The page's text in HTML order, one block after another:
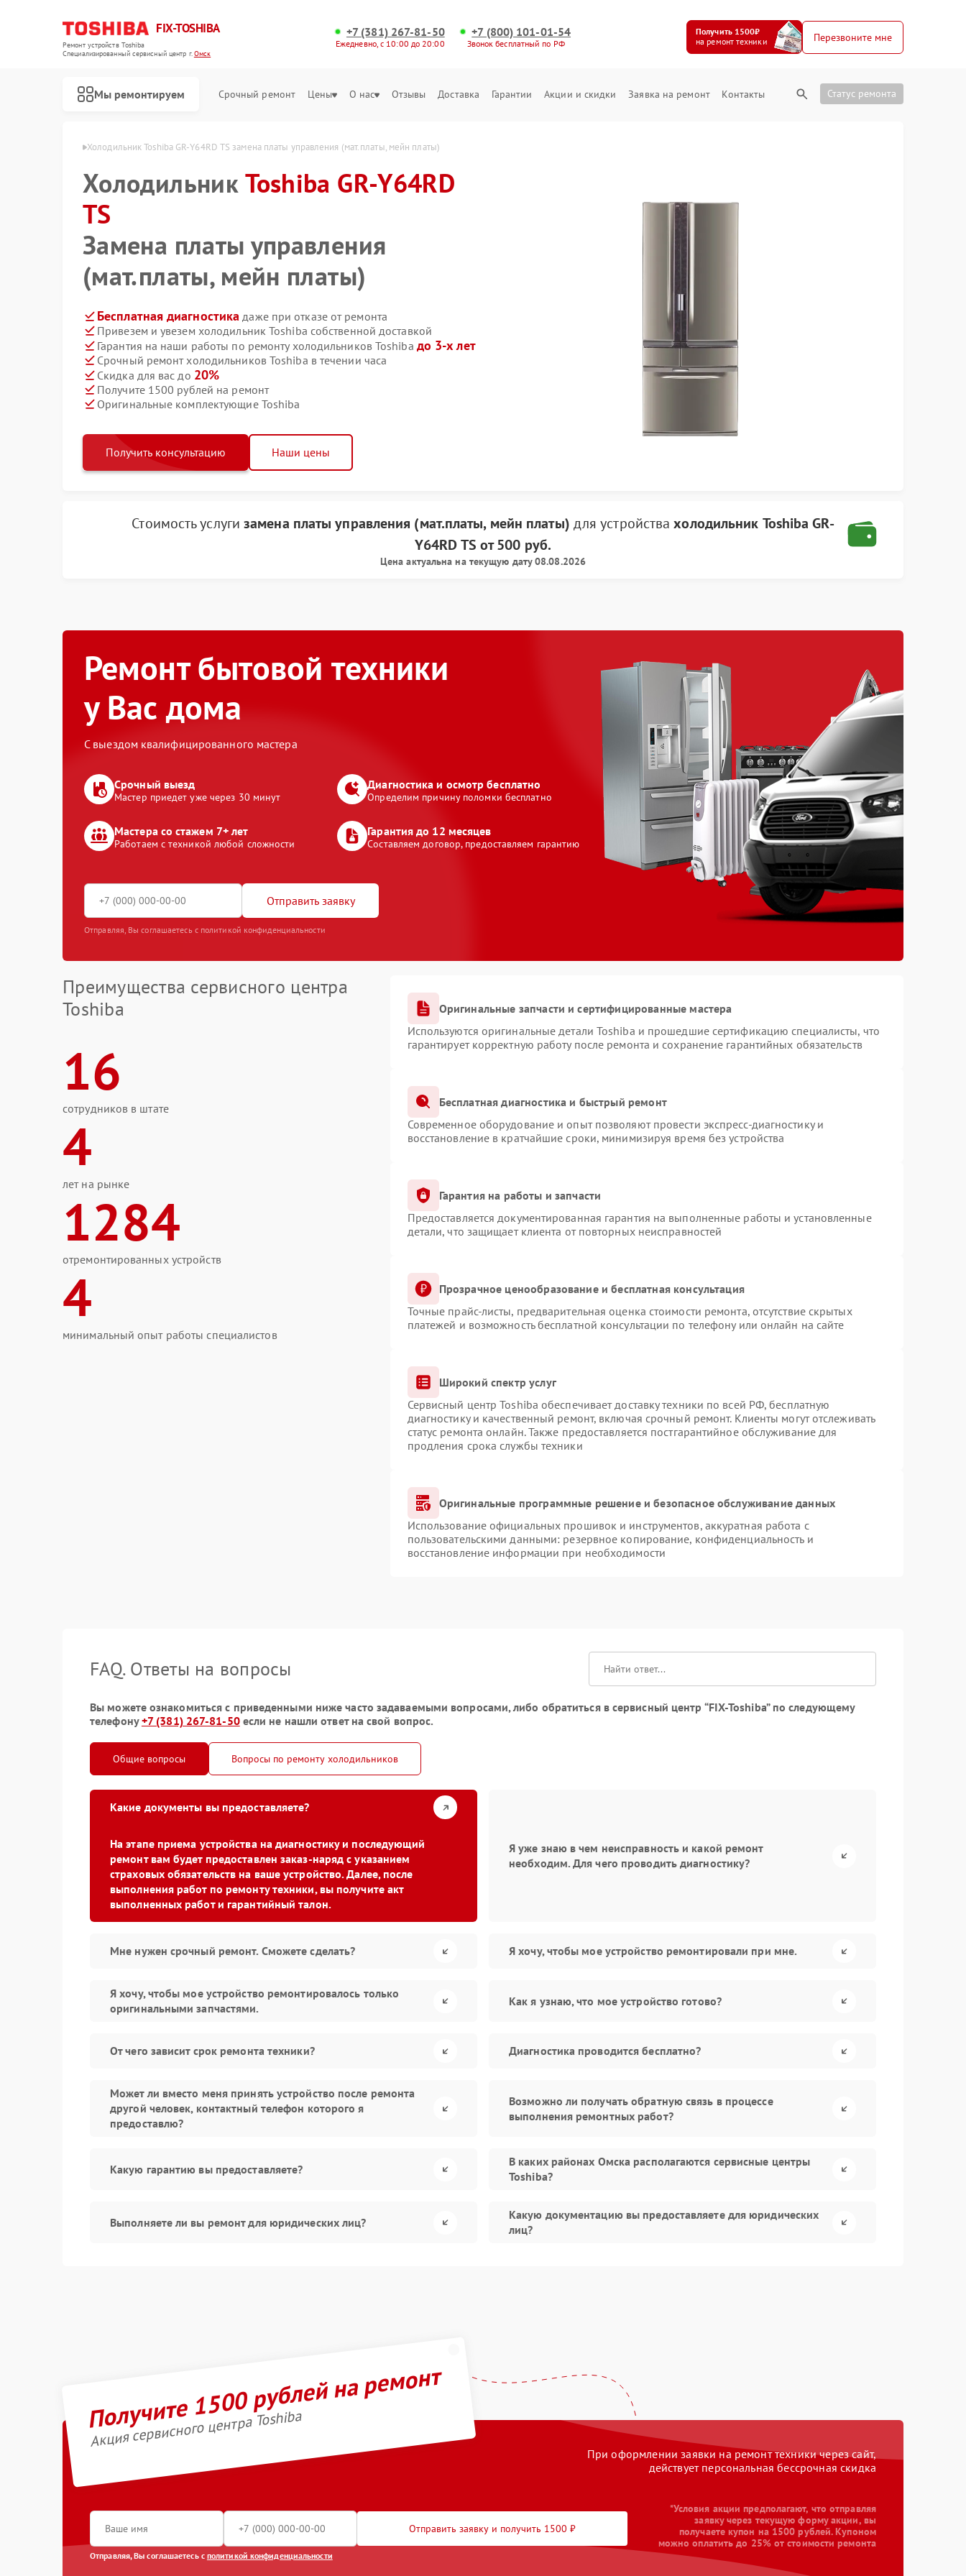
FIX-TOSHIBA
Ремонт устройств Toshiba
Специализированный cервисный центр г.Омск
+7 (381) 267-81-50
Ежедневно, с 10:00 до 20:00
+7 (800) 101-01-54
Звонок бесплатный по РФ
Получить 1500₽
на ремонт техники
Перезвоните мне
Мы ремонтируем Срочный ремонт Цены О нас Отзывы Доставка Гарантии Акции и скидки Заявка на ремонт Контакты Статус ремонта
Y64RD TS в Омске Холодильник Toshiba GR-Y64RD TS замена платы управления (мат.платы, мейн платы)
ХолодильникToshiba GR-Y64RD
TS
Замена платы управления
(мат.платы, мейн платы)
Бесплатная диагностика даже при отказе от ремонта
Привезем и увезем холодильник Toshiba собственной доставкой
Гарантия на наши работы по ремонту холодильников Toshiba до 3-х лет
Срочный ремонт холодильников Toshiba в течении часа
Скидка для вас до 20%
Получите 1500 рублей на ремонт
Оригинальные комплектующие Toshiba
Получить консультацию Наши цены
Стоимость услугизамена платы управления (мат.платы, мейн платы) для устройствахолодильник ToshibaGR-
Y64RD TS от500 руб.
Цена актуальна на текущую дату 08.08.2026
Ремонт бытовой техники
у Вас дома
С выездом квалифицированного мастера
Срочный выезд
Мастер приедет уже через 30 минут
Диагностика и осмотр бесплатно
Определим причину поломки бесплатно
Мастера со стажем 7+ лет
Работаем с техникой любой сложности
Гарантия до 12 месяцев
Составляем договор, предоставляем гарантию
Отправить заявку
Отправляя, Вы соглашаетесь с политикой конфиденциальности
Преимущества сервисного центра
Toshiba
16
сотрудников в штате
4
лет на рынке
1284
отремонтированных устройств
4
минимальный опыт работы специалистов
Оригинальные запчасти и сертифицированные мастера
Используются оригинальные детали Toshiba и прошедшие сертификацию специалисты, что
гарантирует корректную работу после ремонта и сохранение гарантийных обязательств
Бесплатная диагностика и быстрый ремонт
Современное оборудование и опыт позволяют провести экспресс-диагностику и
восстановление в кратчайшие сроки, минимизируя время без устройства
Гарантия на работы и запчасти
Предоставляется документированная гарантия на выполненные работы и установленные
детали, что защищает клиента от повторных неисправностей
Прозрачное ценообразование и бесплатная консультация
Точные прайс-листы, предварительная оценка стоимости ремонта, отсутствие скрытых
платежей и возможность бесплатной консультации по телефону или онлайн на сайте
Широкий спектр услуг
Сервисный центр Toshiba обеспечивает доставку техники по всей РФ, бесплатную
диагностику и качественный ремонт, включая срочный ремонт. Клиенты могут отслеживать
статус ремонта онлайн. Также предоставляется постгарантийное обслуживание для
продления срока службы техники
Оригинальные программные решение и безопасное обслуживание данных
Использование официальных прошивок и инструментов, аккуратная работа с
пользовательскими данными: резервное копирование, конфиденциальность и
восстановление информации при необходимости
FAQ. Ответы на вопросы
Вы можете ознакомиться с приведенными ниже часто задаваемыми вопросами, либо обратиться в сервисный центр “FIX-Toshiba” по следующему
телефону+7 (381) 267-81-50если не нашли ответ на свой вопрос.
Общие вопросы Вопросы по ремонту холодильников
Какие документы вы предоставляете?
На этапе приема устройства на диагностику и последующий
ремонт вам будет предоставлен заказ-наряд с указанием
страховых обязательств на ваше устройство. Далее, после
выполнения работ по ремонту техники, вы получите акт
выполненных работ и гарантийный талон.
Я уже знаю в чем неисправность и какой ремонт
необходим. Для чего проводить диагностику?
Мне нужен срочный ремонт. Сможете сделать? Я хочу, чтобы мое устройство ремонтировали при мне.
Я хочу, чтобы мое устройство ремонтировалось только
оригинальными запчастями.
Как я узнаю, что мое устройство готово?
От чего зависит срок ремонта техники? Диагностика проводится бесплатно?
Может ли вместо меня принять устройство после ремонта
другой человек, контактный телефон которого я
предоставлю?
Возможно ли получать обратную связь в процессе
выполнения ремонтных работ?
Какую гарантию вы предоставляете?
В каких районах Омска располагаются сервисные центры
Toshiba?
Выполняете ли вы ремонт для юридических лиц?
Какую документацию вы предоставляете для юридических
лиц?
Получите 1500 рублей на ремонт
Акция сервисного центра Toshiba
При оформлении заявки на ремонт техники через сайт,
действует персональная бессрочная скидка
Отправить заявку и получить 1500 ₽
Отправляя, Вы соглашаетесь с политикой конфиденциальности
*Условия акции предполагают, что отправляя
заявку через текущую форму акции, вы
получаете купон на 1500 рублей. Купоном
можно оплатить до 25% от стоимости ремонта